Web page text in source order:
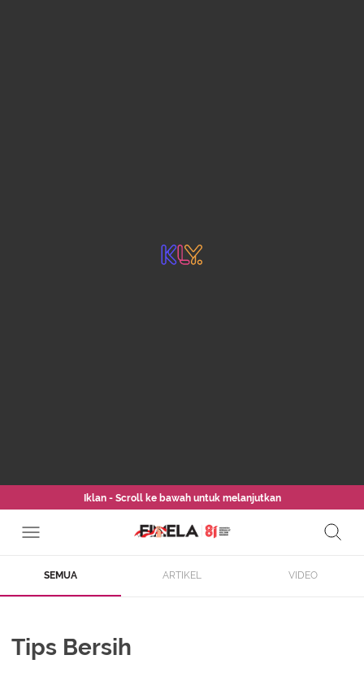
Iklan - Scroll ke bawah untuk melanjutkan
SEMUA ARTIKEL VIDEO
Tips Bersih